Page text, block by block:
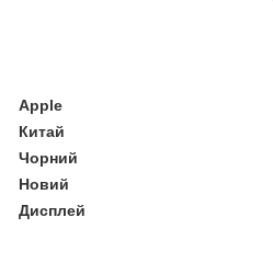
Apple
Китай
Чорний
Новий
Дисплей